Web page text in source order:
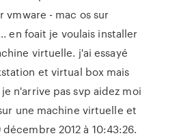
vmware - mac os sur
en foait je voulais installer
virtuelle. j'ai essayé
et virtual box mais
n'arrive pas svp aidez moi
une machine virtuelle et
2012 à 10:43:26.